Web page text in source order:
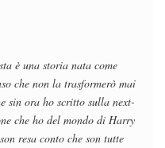
è una storia nata come
che non la trasformerò mai
sin ora ho scritto sulla next-
che ho del mondo di Harry
resa conto che son tutte